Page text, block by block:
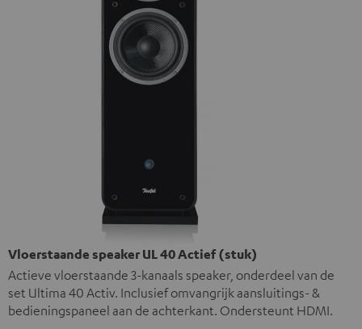
Vloerstaande speaker UL 40 Actief (stuk)
Actieve vloerstaande 3-kanaals speaker, onderdeel van de
set Ultima 40 Activ. Inclusief omvangrijk aansluitings- &
bedieningspaneel aan de achterkant. Ondersteunt HDMI.